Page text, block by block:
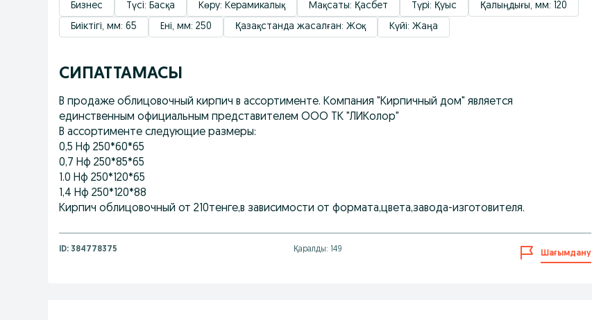
Бизнес Түсі: Басқа Көру: Керамикалық Мақсаты: Қасбет Түрі: Қуыс
Қалыңдығы, мм: 120
Биіктігі, мм: 65
Ені, мм: 250 Қазақстанда жасалған: Жоқ Күйі: Жаңа
СИПАТТАМАСЫ
В продаже облицовочный кирпич в ассортименте. Компания "Кирпичный дом" является
единственным официальным представителем ООО ТК "ЛИКолор"
В ассортименте следующие размеры:
0,5 Нф 250*60*65
0,7 Нф 250*85*65
1.0 Нф 250*120*65
1,4 Нф 250*120*88
Кирпич облицовочный от 210тенге,в зависимости от формата,цвета,завода-изготовителя.
ID: 384778375 Қаралды: 149 Шағымдану